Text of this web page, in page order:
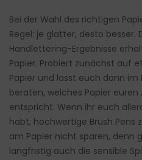
Bei der Wahl des richtigen
Regel: je glatter, desto besser.
Handlettering-Ergebnisse
Papier. Probiert zunächst auf
Papier und lasst euch dann im
beraten, welches Papier
entspricht. Wenn ihr euch
habt, hochwertige Brush Pens
am Papier nicht sparen, denn
langfristig auch die sensible